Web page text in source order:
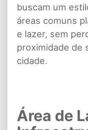
buscam um
áreas comuns
e lazer, sem
proximidade de
cidade.
Área de